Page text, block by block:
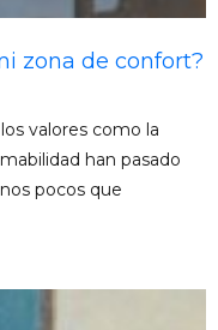
zona de confort?
valores como la
han pasado
pocos que